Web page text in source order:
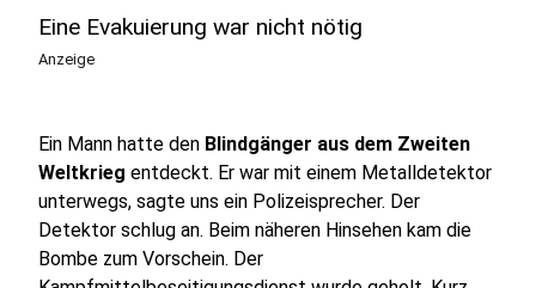
Eine Evakuierung war nicht nötig
Anzeige
Ein Mann hatte den Blindgänger aus dem Zweiten
Weltkrieg entdeckt. Er war mit einem Metalldetektor
unterwegs, sagte uns ein Polizeisprecher. Der
Detektor schlug an. Beim näheren Hinsehen kam die
Bombe zum Vorschein. Der